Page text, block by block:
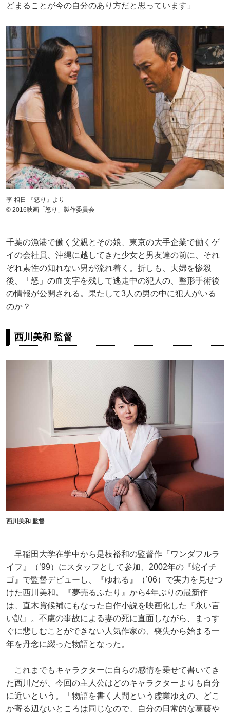
どまることが今の自分のあり方だと思っています」
李 相日 『怒り』より
© 2016映画「怒り」製作委員会
千葉の漁港で働く父親とその娘、東京の大手企業で働くゲ
イの会社員、沖縄に越してきた少女と男友達の前に、それ
ぞれ素性の知れない男が流れ着く。折しも、夫婦を惨殺
後、「怒」の血文字を残して逃走中の犯人の、整形手術後
の情報が公開される。果たして3人の男の中に犯人がいる
のか？
西川美和 監督
西川美和 監督
早稲田大学在学中から是枝裕和の監督作『ワンダフルラ
イフ』（’99）にスタッフとして参加、2002年の『蛇イチ
ゴ』で監督デビューし、『ゆれる』（’06）で実力を見せつ
けた西川美和。『夢売るふたり』から4年ぶりの最新作
は、直木賞候補にもなった自作小説を映画化した『永い言
い訳』。不慮の事故による妻の死に直面しながら、まっす
ぐに悲しむことができない人気作家の、喪失から始まる一
年を丹念に綴った物語となった。
これまでもキャラクターに自らの感情を乗せて書いてき
た西川だが、今回の主人公はどのキャラクターよりも自分
に近いという。「物語を書く人間という虚業ゆえの、どこ
か寄る辺ないところは同じなので、自分の日常的な葛藤や